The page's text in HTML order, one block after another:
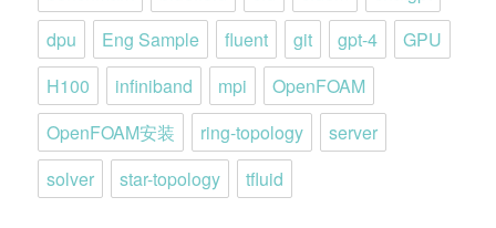
dpu
Eng Sample fluent git gpt-4
GPU
H100
infiniband mpi
OpenFOAM
OpenFOAM安装
ring-topology
server
solver
star-topology tfluid